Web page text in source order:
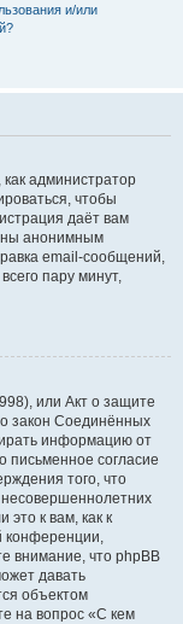
и/или
как администратор
чтобы
даёт вам
анонимным
email-сообщений,
пару минут,
или Акт о защите
закон Соединённых
информацию от
письменное согласие
того, что
к вам, как к
конференции,
внимание, что phpBB
давать
объектом
на вопрос «С кем